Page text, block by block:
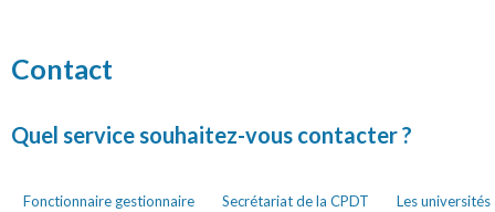
Contact
Quel service souhaitez-vous contacter ?
Fonctionnaire gestionnaire Secrétariat de la CPDT Les universités